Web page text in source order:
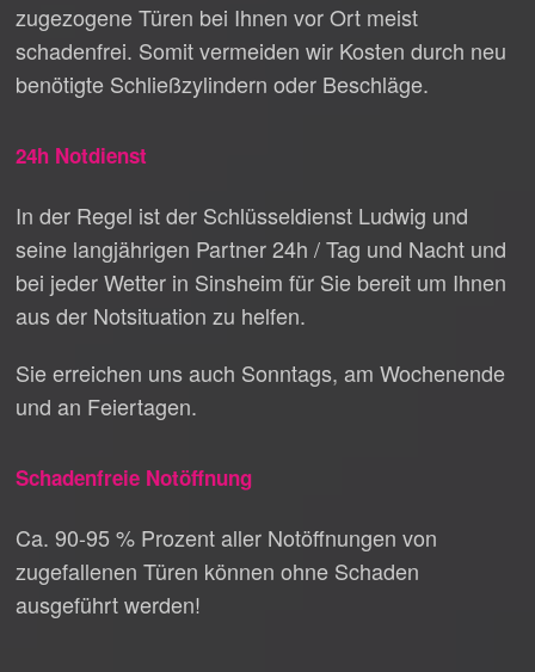
zugezogene Türen bei Ihnen vor Ort meist
schadenfrei. Somit vermeiden wir Kosten durch neu
benötigte Schließzylindern oder Beschläge.
24h Notdienst
In der Regel ist der Schlüsseldienst Ludwig und
seine langjährigen Partner 24h / Tag und Nacht und
bei jeder Wetter in Sinsheim für Sie bereit um Ihnen
aus der Notsituation zu helfen.
Sie erreichen uns auch Sonntags, am Wochenende
und an Feiertagen.
Schadenfreie Notöffnung
Ca. 90-95 % Prozent aller Notöffnungen von
zugefallenen Türen können ohne Schaden
ausgeführt werden!